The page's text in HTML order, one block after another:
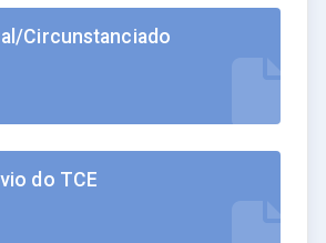
Circunstanciado
do TCE